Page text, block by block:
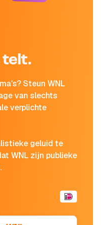
telt.
Steun WNL
van slechts
verplichte
geluid te
WNL zijn publieke